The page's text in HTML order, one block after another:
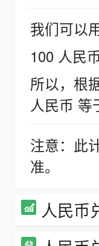
我们可以
100 人民
所以，根
人民币 等
注意：此
准。
人民币